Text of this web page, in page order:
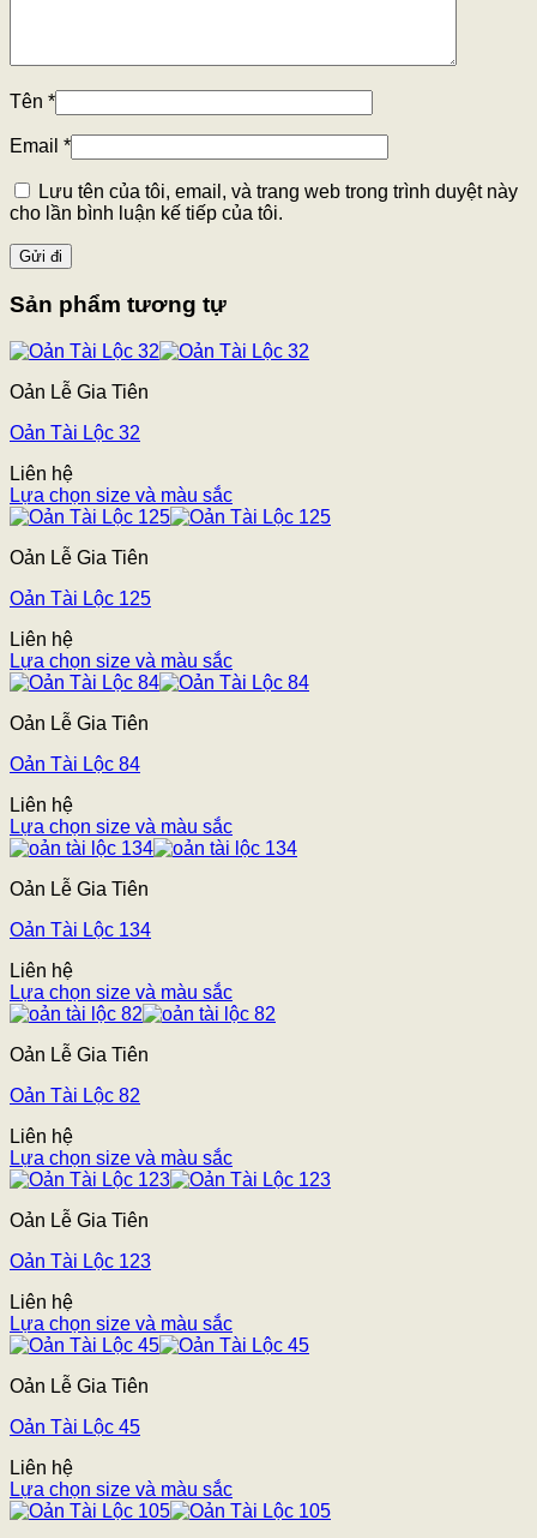
Tên *
Email *
Lưu tên của tôi, email, và trang web trong trình duyệt này
cho lần bình luận kế tiếp của tôi.
Sản phẩm tương tự
Oản Lễ Gia Tiên
Oản Tài Lộc 32
Liên hệ
Lựa chọn size và màu sắc
Oản Lễ Gia Tiên
Oản Tài Lộc 125
Liên hệ
Lựa chọn size và màu sắc
Oản Lễ Gia Tiên
Oản Tài Lộc 84
Liên hệ
Lựa chọn size và màu sắc
Oản Lễ Gia Tiên
Oản Tài Lộc 134
Liên hệ
Lựa chọn size và màu sắc
Oản Lễ Gia Tiên
Oản Tài Lộc 82
Liên hệ
Lựa chọn size và màu sắc
Oản Lễ Gia Tiên
Oản Tài Lộc 123
Liên hệ
Lựa chọn size và màu sắc
Oản Lễ Gia Tiên
Oản Tài Lộc 45
Liên hệ
Lựa chọn size và màu sắc